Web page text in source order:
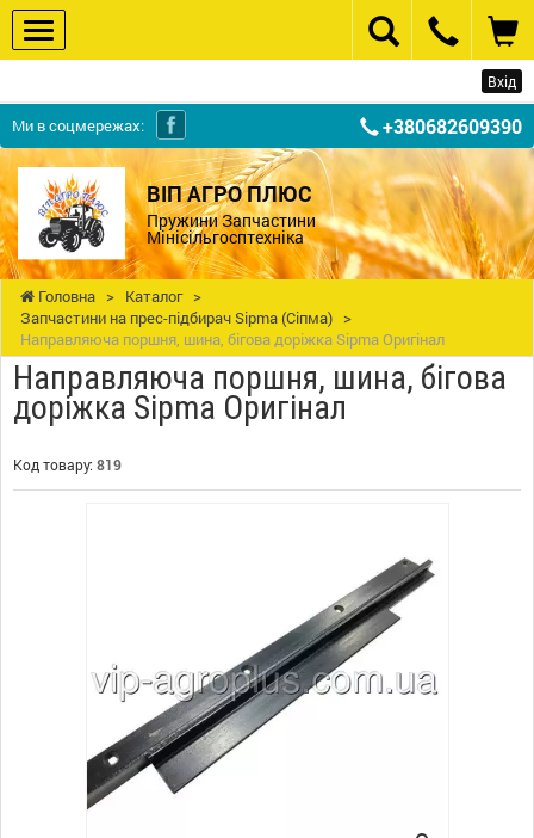
Вхід
Ми в соцмережах: +380682609390
ВІП АГРО ПЛЮС
Пружини Запчастини
Мінісільгосптехніка
Головна > Каталог >
Запчастини на прес-підбирач Sipma (Сіпма) >
Направляюча поршня, шина, бігова доріжка Sipma Оригінал
Направляюча поршня, шина, бігова
доріжка Sipma Оригінал
Код товару: 819